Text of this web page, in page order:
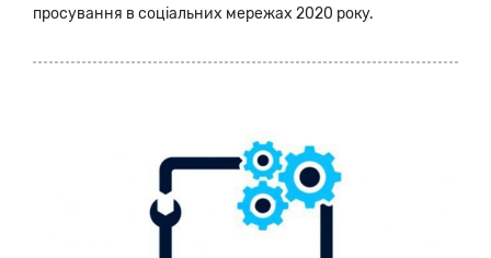
просування в соціальних мережах 2020 року.